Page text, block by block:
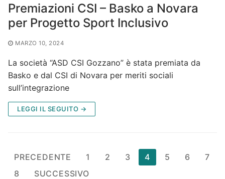
Premiazioni CSI – Basko a Novara
per Progetto Sport Inclusivo
MARZO 10, 2024
La società “ASD CSI Gozzano” è stata premiata da
Basko e dal CSI di Novara per meriti sociali
sull’integrazione
LEGGI IL SEGUITO →
Paginazione
degli
PRECEDENTE 1 2 3 4 5 6
7
8
SUCCESSIVO